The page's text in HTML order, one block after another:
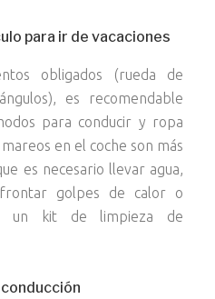
para ir de vacaciones
obligados (rueda de
es recomendable
para conducir y ropa
en el coche son más
es necesario llevar agua,
golpes de calor o
un kit de limpieza de